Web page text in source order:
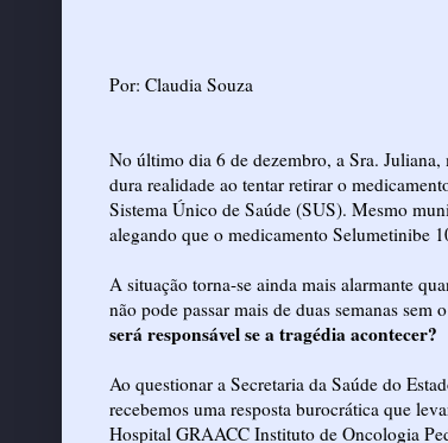
Por: Claudia Souza
No último dia 6 de dezembro, a Sra.
dura realidade ao tentar retirar o
Sistema Único de Saúde (SUS). Mesmo
alegando que o medicamento Selumetinibe
A situação torna-se ainda mais alarmante
não pode passar mais de duas semanas
será responsável se a tragédia acontecer?
Ao questionar a Secretaria da Saúde do
recebemos uma resposta burocrática que
Hospital GRAACC Instituto de Oncologia